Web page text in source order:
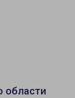
области